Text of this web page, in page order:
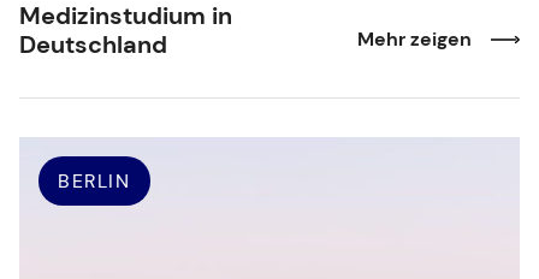
Medizinstudium in
Deutschland
Mehr zeigen
BERLIN